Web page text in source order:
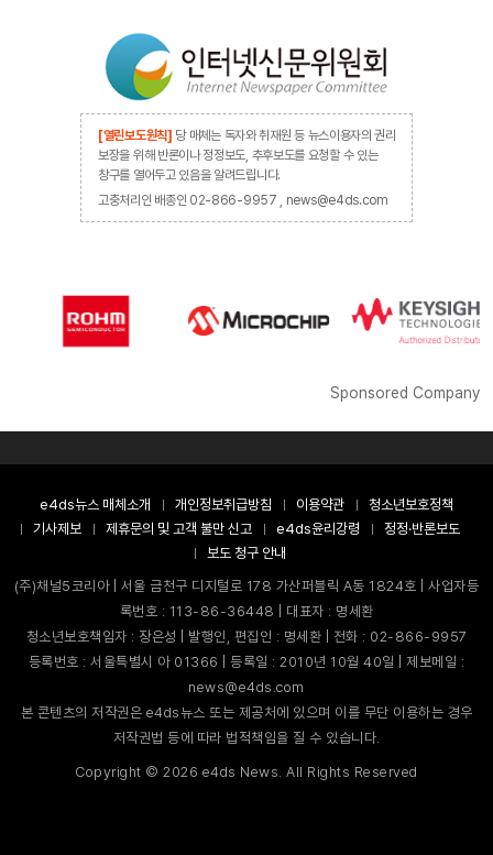
[열린보도원칙] 당 매체는 독자와 취재원 등 뉴스이용자의 권리
보장을 위해 반론이나 정정보도, 추후보도를 요청할 수 있는
창구를 열어두고 있음을 알려드립니다.
고충처리인 배종인 02-866-9957 , news@e4ds.com
Sponsored Company
e4ds뉴스 매체소개 개인정보취급방침 이용약관
청소년보호정책
기사제보
제휴문의 및 고객 불만 신고 e4ds윤리강령
정정·반론보도
보도 청구 안내
(주)채널5코리아 | 서울 금천구 디지털로 178 가산퍼블릭 A동 1824호 | 사업자등
록번호 : 113-86-36448 | 대표자 : 명세환
청소년보호책임자 : 장은성 | 발행인, 편집인 : 명세환 | 전화 : 02-866-9957
등록번호 : 서울특별시 아 01366 | 등록일 : 2010년 10월 40일 | 제보메일 :
news@e4ds.com
본 콘텐츠의 저작권은 e4ds뉴스 또는 제공처에 있으며 이를 무단 이용하는 경우
저작권법 등에 따라 법적책임을 질 수 있습니다.
Copyright ©2026 e4ds News. All Rights Reserved